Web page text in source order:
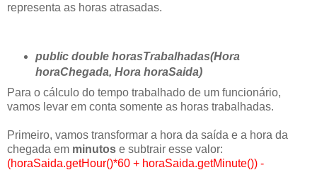
representa as horas atrasadas.
public double horasTrabalhadas(Hora
horaChegada, Hora horaSaida)
Para o cálculo do tempo trabalhado de um funcionário,
vamos levar em conta somente as horas trabalhadas.
Primeiro, vamos transformar a hora da saída e a hora da
chegada em minutos e subtrair esse valor:
(horaSaida.getHour()*60 + horaSaida.getMinute()) -